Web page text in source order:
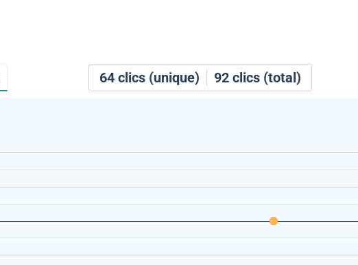
64 clics (unique) 92 clics (total)